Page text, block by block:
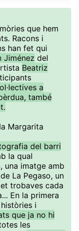
que hem
Racons i
han fet qui
Jiménez del
Beatriz
a
també
Margarita
del barri
la qual
una imatge amb
La Pegaso, un
trobaves cada
En la primera
i
que ja no hi
les